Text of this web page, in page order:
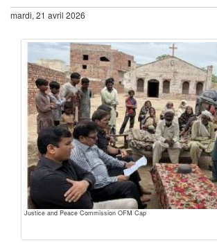
mardi, 21 avril 2026
Justice and Peace Commission OFM Cap